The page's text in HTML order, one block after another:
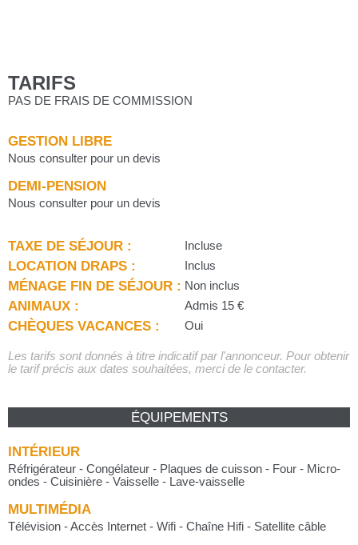
TARIFS
PAS DE FRAIS DE COMMISSION
GESTION LIBRE
Nous consulter pour un devis
DEMI-PENSION
Nous consulter pour un devis
TAXE DE SÉJOUR : Incluse
LOCATION DRAPS : Inclus
MÉNAGE FIN DE SÉJOUR : Non inclus
ANIMAUX : Admis 15 €
CHÈQUES VACANCES : Oui
Les tarifs sont donnés à titre indicatif par l'annonceur. Pour obtenir
le tarif précis aux dates souhaitées, merci de le contacter.
ÉQUIPEMENTS
INTÉRIEUR
Réfrigérateur - Congélateur - Plaques de cuisson - Four - Micro-
ondes - Cuisinière - Vaisselle - Lave-vaisselle
MULTIMÉDIA
Télévision - Accès Internet - Wifi - Chaîne Hifi - Satellite câble